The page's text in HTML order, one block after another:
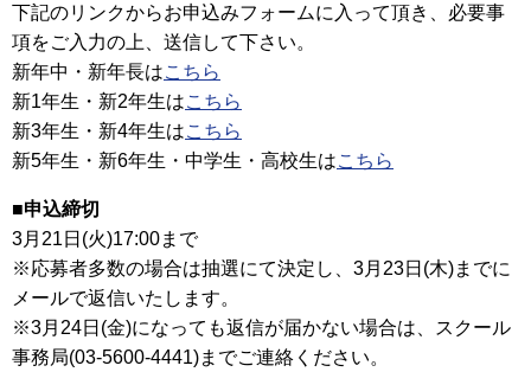
下記のリンクからお申込みフォームに入って頂き、必要事
項をご入力の上、送信して下さい。
新年中・新年長はこちら
新1年生・新2年生はこちら
新3年生・新4年生はこちら
新5年生・新6年生・中学生・高校生はこちら
■申込締切
3月21日(火)17:00まで
※応募者多数の場合は抽選にて決定し、3月23日(木)までに
メールで返信いたします。
※3月24日(金)になっても返信が届かない場合は、スクール
事務局(03-5600-4441)までご連絡ください。